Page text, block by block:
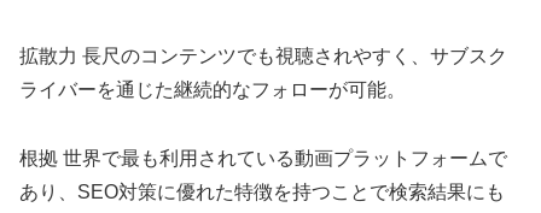
拡散力 長尺のコンテンツでも視聴されやすく、サブスク
ライバーを通じた継続的なフォローが可能。
根拠 世界で最も利用されている動画プラットフォームで
あり、SEO対策に優れた特徴を持つことで検索結果にも